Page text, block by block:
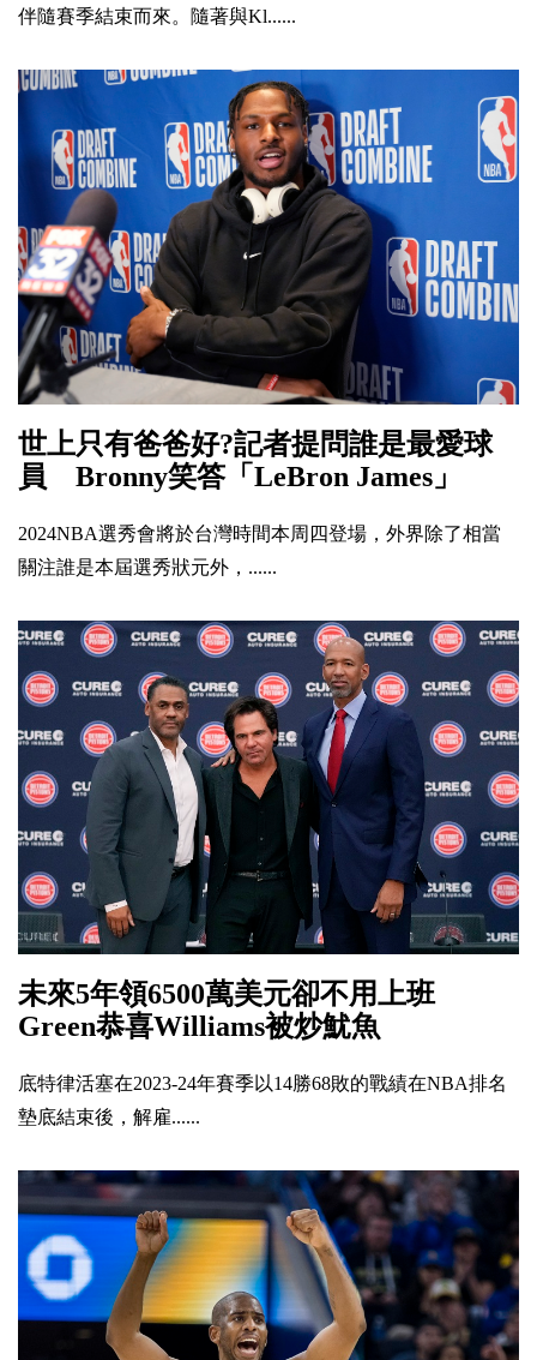
伴隨賽季結束而來。隨著與Kl......
世上只有爸爸好?記者提問誰是最愛球
員 Bronny笑答「LeBron James」
2024NBA選秀會將於台灣時間本周四登場，外界除了相當
關注誰是本屆選秀狀元外，......
未來5年領6500萬美元卻不用上班
Green恭喜Williams被炒魷魚
底特律活塞在2023-24年賽季以14勝68敗的戰績在NBA排名
墊底結束後，解雇......